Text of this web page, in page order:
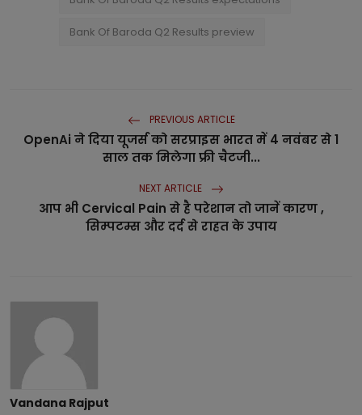
Bank Of Baroda Q2 Results preview
PREVIOUS ARTICLE
OpenAi ने दिया यूजर्स को सरप्राइस भारत में 4 नवंबर से 1
साल तक मिलेगा फ्री चैटजी...
NEXT ARTICLE
आप भी Cervical Pain से है परेशान तो जानें कारण ,
सिम्पटम्स और दर्द से राहत के उपाय
Vandana Rajput